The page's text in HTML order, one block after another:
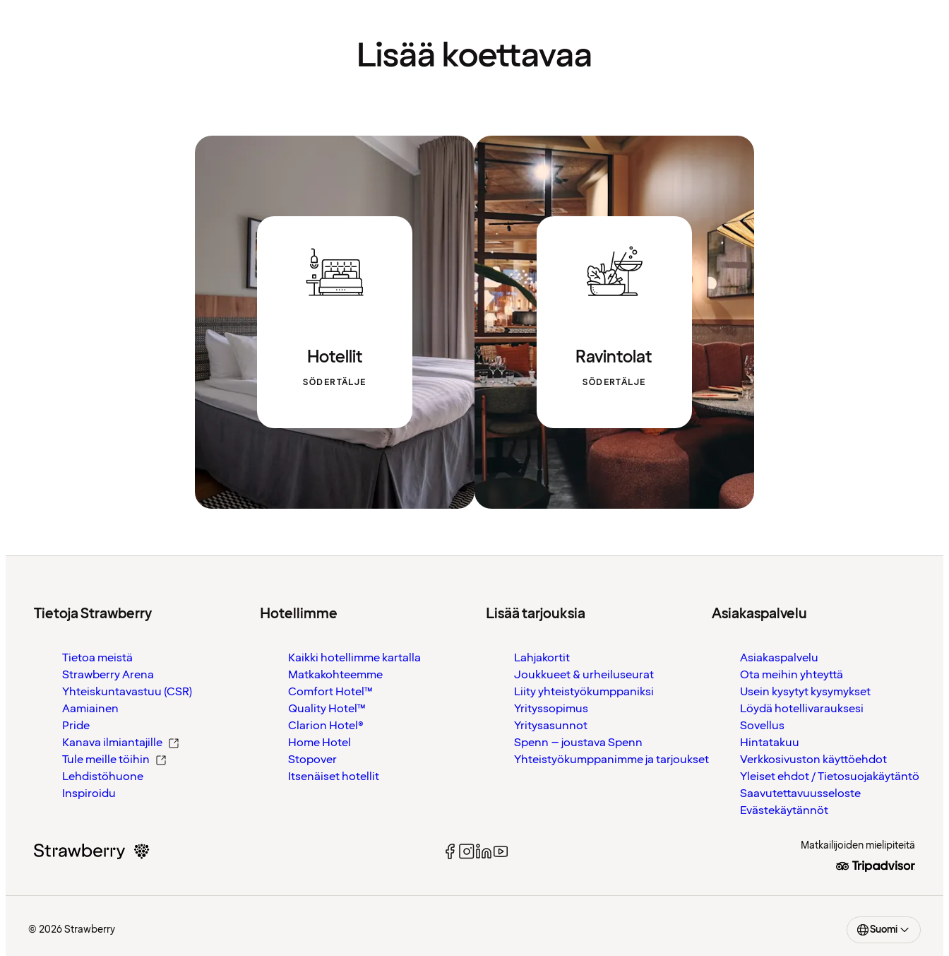
Lisää koettavaa
Hotellit
SÖDERTÄLJE
Ravintolat
SÖDERTÄLJE
Tietoja Strawberry
Tietoa meistä
Strawberry Arena
Yhteiskuntavastuu (CSR)
Aamiainen
Pride
Kanava ilmiantajille
Tule meille töihin
Lehdistöhuone
Inspiroidu
Hotellimme
Kaikki hotellimme kartalla
Matkakohteemme
Comfort Hotel™
Quality Hotel™
Clarion Hotel®
Home Hotel
Stopover
Itsenäiset hotellit
Lisää tarjouksia
Lahjakortit
Joukkueet & urheiluseurat
Liity yhteistyökumppaniksi
Yrityssopimus
Yritysasunnot
Spenn – joustava Spenn
Yhteistyökumppanimme ja tarjoukset
Asiakaspalvelu
Asiakaspalvelu
Ota meihin yhteyttä
Usein kysytyt kysymykset
Löydä hotellivarauksesi
Sovellus
Hintatakuu
Verkkosivuston käyttöehdot
Yleiset ehdot / Tietosuojakäytäntö
Saavutettavuusseloste
Evästekäytännöt
Matkailijoiden mielipiteitä
© 2026 Strawberry Suomi